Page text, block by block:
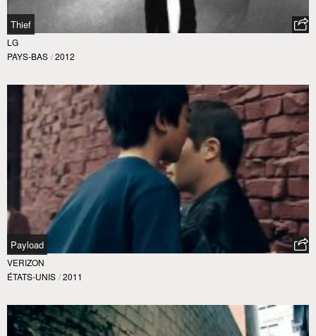
Thief
LG
PAYS-BAS / 2012
Payload
VERIZON
ÉTATS-UNIS / 2011